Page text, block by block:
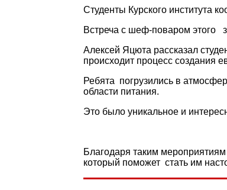
Студенты Курского института
Встреча с шеф-поваром этого
Алексей Яцюта рассказал
происходит процесс создания
Ребята погрузились в
области питания.
Это было уникальное и
Благодаря таким
который поможет стать им